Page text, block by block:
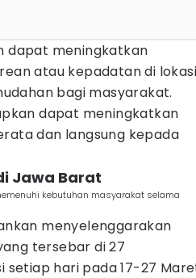
dapat meningkatkan
atau kepadatan di lokasi
bagi masyarakat.
dapat meningkatkan
dan langsung kepada
Jawa Barat
kebutuhan masyarakat selama
menyelenggarakan
tersebar di 27
hari pada 17-27